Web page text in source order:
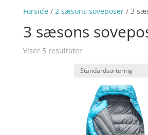
Forside/ 2 sæsons soveposer/ 3
3 sæsons
Viser 5 resultater